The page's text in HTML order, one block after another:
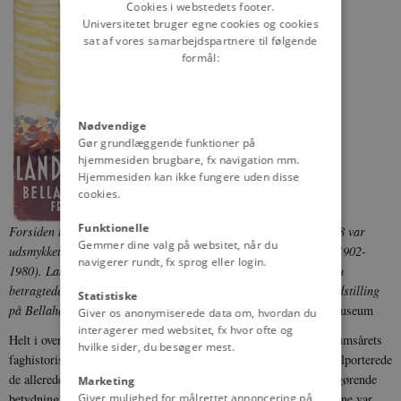
Forsiden til udstillingskataloget for Landbrugsudstillingen i 1938 var
udsmykket med denne sædemand af kunstneren Henrik Hansen (1902-
1980). Landbruget var i medvind i disse år, hvor Danmark endnu
betragtede sig selv som et stolt landbrugsland, og den enorme udstilling
på Bellahøj København var en stor succes.Foto: Dansk Plakatmuseum
Helt i overensstemmelse med den ukritiske fejring bestod jubilæumsårets
faghistoriske bøger overvejende af ret overfladiske værker, der kolporterede
de allerede kendte fortællinger om stavnsbåndsløsningens epokegørende
Cookies i webstedets footer.
Universitetet bruger egne cookies og cookies
sat af vores samarbejdspartnere til følgende
formål:
Nødvendige
Gør grundlæggende funktioner på
hjemmesiden brugbare, fx navigation mm.
Hjemmesiden kan ikke fungere uden disse
cookies.
Funktionelle
Gemmer dine valg på websitet, når du
navigerer rundt, fx sprog eller login.
Statistiske
Giver os anonymiserede data om, hvordan du
interagerer med websitet, fx hvor ofte og
hvilke sider, du besøger mest.
Marketing
Giver mulighed for målrettet annoncering på